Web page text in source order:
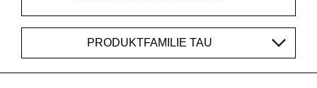
PRODUKTFAMILIE TAU